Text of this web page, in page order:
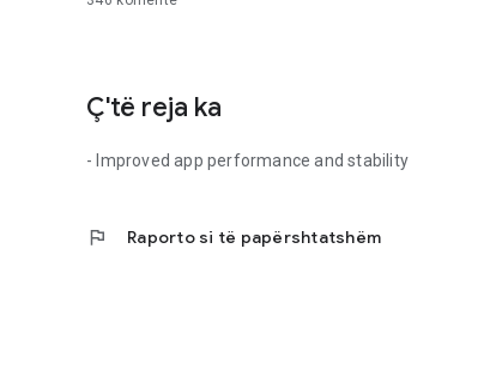
Ç'të reja ka
- Improved app performance and stability
flag Raporto si të papërshtatshëm